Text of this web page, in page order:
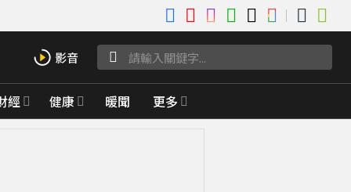
經 健康 暖聞 更多